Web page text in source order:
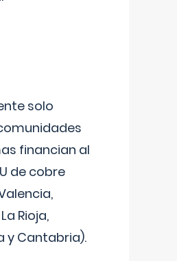
solo
financian al
de cobre
Rioja,
y Cantabria).